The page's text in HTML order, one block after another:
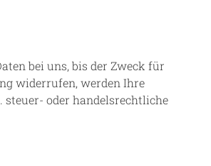
bei uns, bis der Zweck für
widerrufen, werden Ihre
steuer- oder handelsrechtliche